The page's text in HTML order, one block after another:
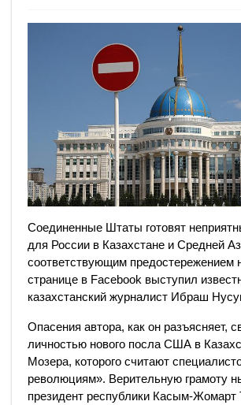
Соединенные Штаты готовят
для России в Казахстане и Средней
соответствующим предостережением
странице в Facebook выступил
казахстанский журналист Ибраш
Опасения автора, как он разъясняет,
личностью нового посла США в
Мозера, которого считают
революциям». Верительную грамоту
президент республики Касым-Жомарт